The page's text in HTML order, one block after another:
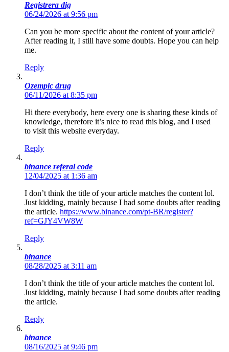
Registrera dig
06/24/2026 at 9:56 pm
Can you be more specific about the content of your article?
After reading it, I still have some doubts. Hope you can help
me.
Reply
Ozempic drug
06/11/2026 at 8:35 pm
Hi there everybody, here every one is sharing these kinds of
knowledge, therefore it’s nice to read this blog, and I used
to visit this website everyday.
Reply
binance referal code
12/04/2025 at 1:36 am
I don’t think the title of your article matches the content lol.
Just kidding, mainly because I had some doubts after reading
the article. https://www.binance.com/pt-BR/register?
ref=GJY4VW8W
Reply
binance
08/28/2025 at 3:11 am
I don’t think the title of your article matches the content lol.
Just kidding, mainly because I had some doubts after reading
the article.
Reply
binance
08/16/2025 at 9:46 pm